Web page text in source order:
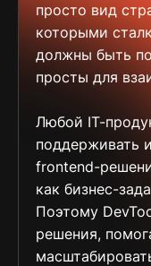
просто вид
которыми
должны быть
просты для
Любой IT-
поддерживать
frontend-
как бизнес-
Поэтому
решения,